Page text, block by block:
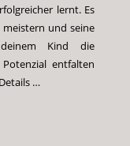
lernt. Es
und seine
Kind die
entfalten
…